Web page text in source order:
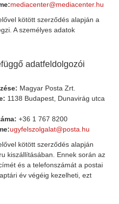
mediacenter@mediacenter.hu
kötött szerződés alapján a
A személyes adatok
adatfeldolgozói
Magyar Posta Zrt.
1138 Budapest, Dunavirág utca
+36 1 767 8200
ugyfelszolgalat@posta.hu
kötött szerződés alapján
kiszállításában. Ennek során az
és a telefonszámát a postai
év végéig kezelheti, ezt